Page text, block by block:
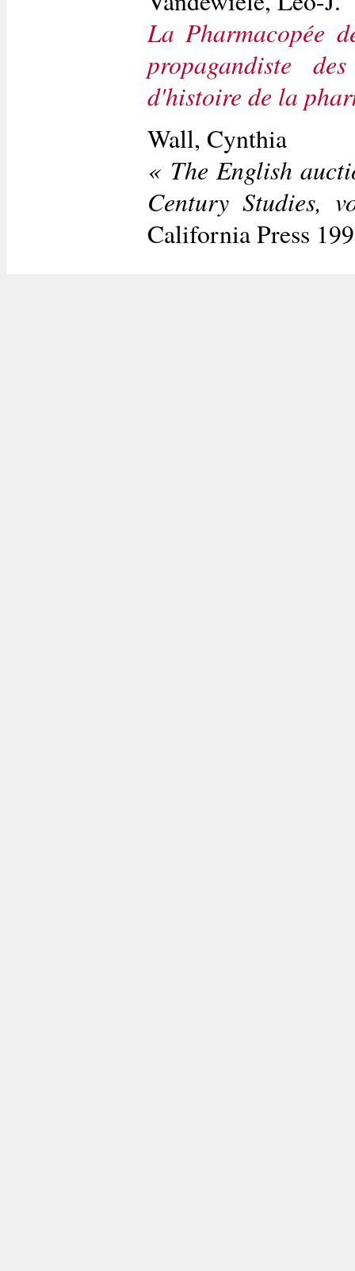
La Pharmacopée
propagandiste
d'histoire de la
Wall, Cynthia
« The English
Century Studies,
California Press